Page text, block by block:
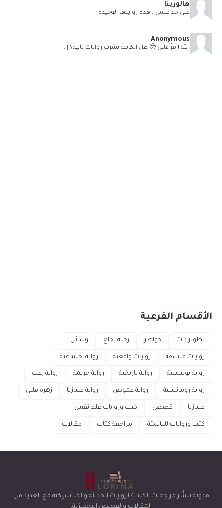
هالورينا
على حد علمي ، هذه روايتها الوحيدة
Anonymous
الله!! فزّ قلبي 🥹 هل الكاتبة نشرت روايات ثانية؟ إ...
الأقسام الفرعية
تطوير ذات خواطر رحلة نجاح رسائل
روايات فلسفة روايات واقعية رواية اجتماعية
رواية بوليسية رواية تاريخية رواية جريمة رواية رعب
رواية رومانسية رواية غموض رواية فنتازيا زهرة قلبي
فنتازيا قصص كتب وروايات علم نفس
كتب وروايات للناشئة مراجعة كتاب مقالات
مدونة تنشُر مراجعات الكتب/الروايات الحديثة والكلاسيكية مع العديد من
المقالات والقصص التحفيزية.